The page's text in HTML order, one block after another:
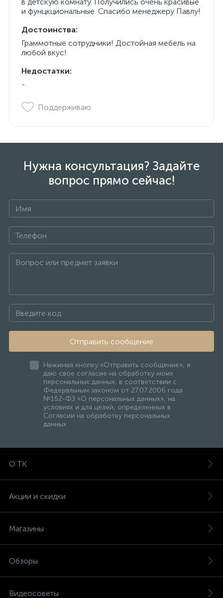
и фунцкциональные. Спасибо менеджеру Павлу!
Достоинства:
Граммотные сотрудники! Достойная мебель на
любой вкус!
Недостатки:
-
Поддерживаю
Нужна консультация? Задайте
вопрос прямо сейчас!
Отправить сообщение
Нажимая кнопку «Отправить сообщение», я
даю свое согласие на обработку моих
персональных данных, в соответствии с
Федеральным законом от 27.07.2006 года
№152-ФЗ «О персональных данных», на
условиях и для целей, определенных в
Согласии на обработку персональных
данных
О ТК
Акции и скидки
Магазины
Обзоры
Видеосоветы